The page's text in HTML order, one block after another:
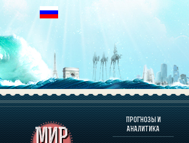
ПРОГНОЗЫ И
АНАЛИТИКА
О ПРОГРАММЕ
ОЦЕНКА ХАРАКТЕРA ЧЕЛОВЕКА